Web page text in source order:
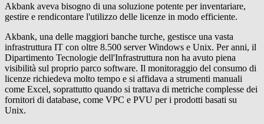
Akbank aveva bisogno di una soluzione potente per inventariare,
gestire e rendicontare l'utilizzo delle licenze in modo efficiente.
Akbank, una delle maggiori banche turche, gestisce una vasta
infrastruttura IT con oltre 8.500 server Windows e Unix. Per anni, il
Dipartimento Tecnologie dell'Infrastruttura non ha avuto piena
visibilità sul proprio parco software. Il monitoraggio del consumo di
licenze richiedeva molto tempo e si affidava a strumenti manuali
come Excel, soprattutto quando si trattava di metriche complesse dei
fornitori di database, come VPC e PVU per i prodotti basati su
Unix.